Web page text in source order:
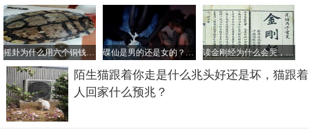
其实是一种经受了过度刺激后所出现的症状，即应激反应，
这会导致人的机体出现一系列的症状，例如血压和激素水平
升高，心跳会加速等，这就是掉魂后出现的表现的科学解
释。
摇卦为什么用六个铜钱，摇卦铜钱字为阳还是阴？ 碟仙是男的还是女的？碟仙是不是真的存在 读金刚经为什么会哭，读金刚经会倒霉真的假的？
陌生猫跟着你走是什么兆头好还是坏，猫跟着
人回家什么预兆？